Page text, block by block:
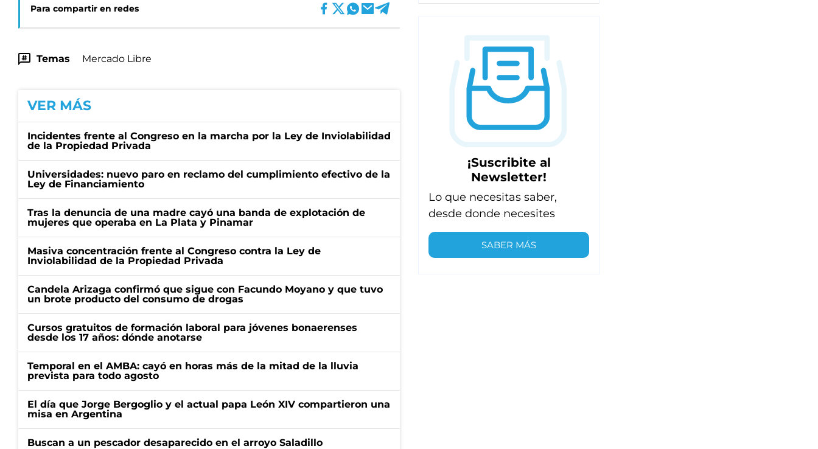
Para compartir en redes
Temas Mercado Libre
VER MÁS
Incidentes frente al Congreso en la marcha por la Ley de Inviolabilidad
de la Propiedad Privada
Universidades: nuevo paro en reclamo del cumplimiento efectivo de la
Ley de Financiamiento
Tras la denuncia de una madre cayó una banda de explotación de
mujeres que operaba en La Plata y Pinamar
Masiva concentración frente al Congreso contra la Ley de
Inviolabilidad de la Propiedad Privada
Candela Arizaga confirmó que sigue con Facundo Moyano y que tuvo
un brote producto del consumo de drogas
Cursos gratuitos de formación laboral para jóvenes bonaerenses
desde los 17 años: dónde anotarse
Temporal en el AMBA: cayó en horas más de la mitad de la lluvia
prevista para todo agosto
El día que Jorge Bergoglio y el actual papa León XIV compartieron una
misa en Argentina
Buscan a un pescador desaparecido en el arroyo Saladillo
¡Suscribite al
Newsletter!
Lo que necesitas saber,
desde donde necesites
SABER MÁS